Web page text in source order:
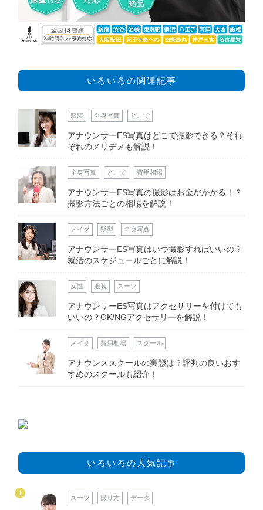
いろいろの関連記事
服装 全身写真 どこで
アナウンサーES写真はどこで撮影できる？それ
ぞれのメリデメも解説！
全身写真 どこで 費用相場
アナウンサーES写真の撮影はお金がかかる！？
撮影方法ごとの相場を解説！
メイク 髪型 全身写真
アナウンサーES写真はいつ撮影すればいいの？
就活のスケジュールごとに解説！
女性 服装 スーツ
アナウンサーES写真はアクセサリーを付けても
いいの？OK/NGアクセサリーを解説！
メイク 費用相場 スクール
アナウンススクールの実態は？評判の良いおす
すめのスクールも紹介！
いろいろの人気記事
1
スーツ 撮り方 データ